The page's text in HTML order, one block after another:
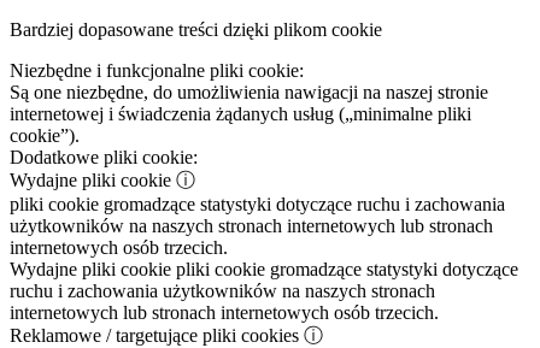
Bardziej dopasowane treści dzięki plikom cookie
Niezbędne i funkcjonalne pliki cookie:
Są one niezbędne, do umożliwienia nawigacji na naszej stronie
internetowej i świadczenia żądanych usług („minimalne pliki
cookie”).
Dodatkowe pliki cookie:
Wydajne pliki cookie ⓘ
pliki cookie gromadzące statystyki dotyczące ruchu i zachowania
użytkowników na naszych stronach internetowych lub stronach
internetowych osób trzecich.
Wydajne pliki cookie pliki cookie gromadzące statystyki dotyczące
ruchu i zachowania użytkowników na naszych stronach
internetowych lub stronach internetowych osób trzecich.
Reklamowe / targetujące pliki cookies ⓘ